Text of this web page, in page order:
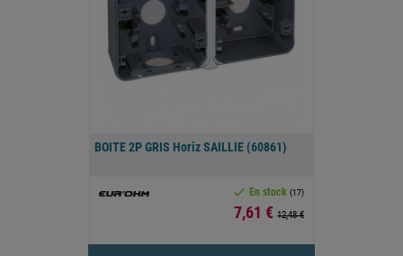
BOITE 2P GRIS Horiz SAILLIE (60861)
 En stock (17)
Prix
7,61 € 12,48 €